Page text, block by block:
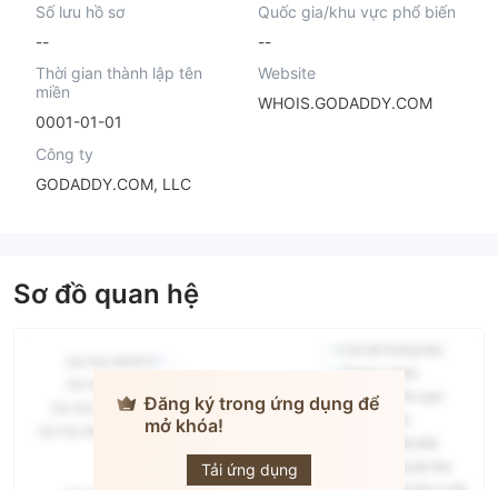
Số lưu hồ sơ
--
Quốc gia/khu vực phổ biến
--
Thời gian thành lập tên
miền
0001-01-01
Website
WHOIS.GODADDY.COM
Công ty
GODADDY.COM, LLC
Sơ đồ quan hệ
Đăng ký trong ứng dụng để
mở khóa!
Tải ứng dụng